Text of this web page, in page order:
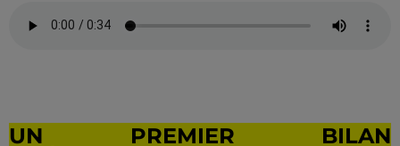
UN PREMIER BILAN